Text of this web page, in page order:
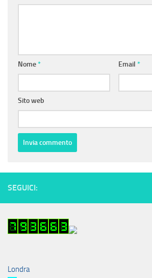
Nome* Email *
Sito web
SEGUICI:
Londra